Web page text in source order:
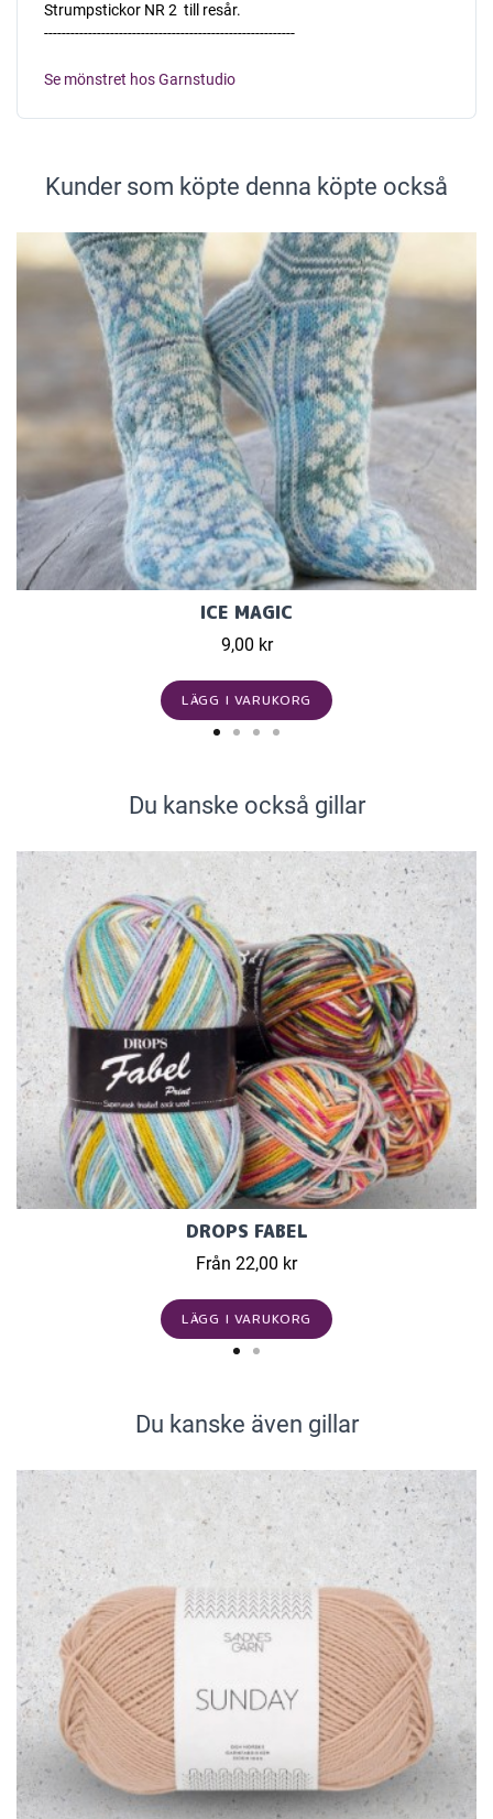
Strumpstickor NR 2  till resår.
---------------------------------------------------------
Se mönstret hos Garnstudio
Kunder som köpte denna köpte också
ICE MAGIC
9,00 kr
LÄGG I VARUKORG
Du kanske också gillar
DROPS FABEL
Från 22,00 kr
LÄGG I VARUKORG
Du kanske även gillar